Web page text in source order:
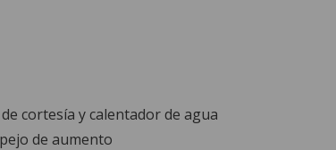
cortesía y calentador de agua
de aumento